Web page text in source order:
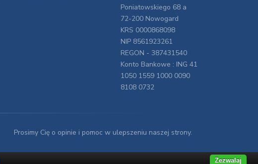
Poniatowskiego 68 a
72-200 Nowogard
KRS 0000868098
NIP 8561923261
REGON - 387431540
Konto Bankowe : ING 41
1050 1559 1000 0090
8108 0732
Prosimy Cię o opinie i pomoc w ulepszeniu naszej strony.
Zezwalaj